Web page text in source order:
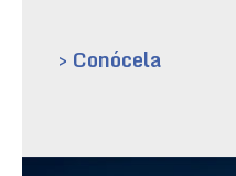
> Conócela